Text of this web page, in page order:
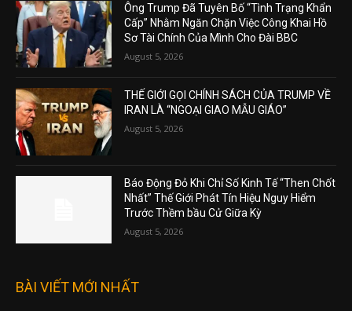
Ông Trump Đã Tuyên Bố “Tình Trạng Khẩn
Cấp” Nhằm Ngăn Chặn Việc Công Khai Hồ
Sơ Tài Chính Của Mình Cho Đài BBC
August 5, 2026
THẾ GIỚI GỌI CHÍNH SÁCH CỦA TRUMP VỀ
IRAN LÀ “NGOẠI GIAO MẪU GIÁO”
August 5, 2026
Báo Động Đỏ Khi Chỉ Số Kinh Tế “Then Chốt
Nhất” Thế Giới Phát Tín Hiệu Nguy Hiểm
Trước Thềm bầu Cử Giữa Kỳ
August 5, 2026
BÀI VIẾT MỚI NHẤT